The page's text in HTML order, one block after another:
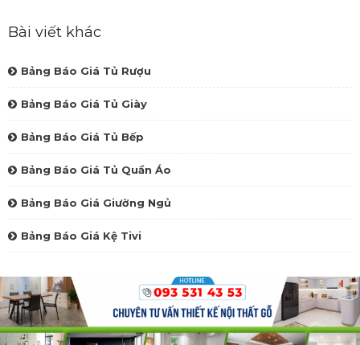
Bài viết khác
Bảng Báo Giá Tủ Rượu
Bảng Báo Giá Tủ Giày
Bảng Báo Giá Tủ Bếp
Bảng Báo Giá Tủ Quần Áo
Bảng Báo Giá Giường Ngủ
Bảng Báo Giá Kệ Tivi